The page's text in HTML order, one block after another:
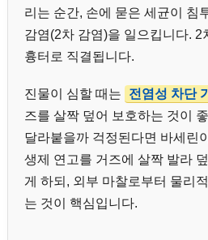
리는 순간, 손에 묻은 세균이 침
감염(2차 감염)을 일으킵니다. 2
흉터로 직결됩니다.
진물이 심할 때는 전염성 차단
즈를 살짝 덮어 보호하는 것이
달라붙을까 걱정된다면 바세린
생제 연고를 거즈에 살짝 발라
게 하되, 외부 마찰로부터 물리
는 것이 핵심입니다.